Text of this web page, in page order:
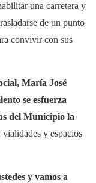
una carretera y
de un punto
convivir con sus
María José
se esfuerza
del Municipio la
y espacios
y vamos a